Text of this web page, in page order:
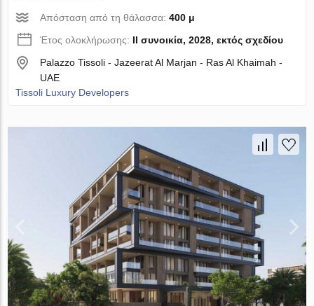
Απόσταση από τη θάλασσα:400 μ
Έτος ολοκλήρωσης: II συνοικία, 2028, εκτός σχεδίου
Palazzo Tissoli - Jazeerat Al Marjan - Ras Al Khaimah -
UAE
Tissoli Luxury Developers